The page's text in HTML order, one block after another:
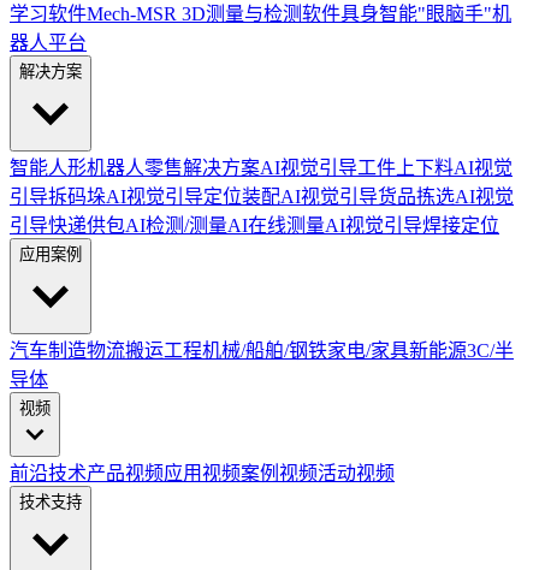
学习软件Mech-MSR 3D测量与检测软件具身智能"眼脑手"机
器人平台
解决方案
智能人形机器人零售解决方案AI视觉引导工件上下料AI视觉
引导拆码垛AI视觉引导定位装配AI视觉引导货品拣选AI视觉
引导快递供包AI检测/测量AI在线测量AI视觉引导焊接定位
应用案例
汽车制造物流搬运工程机械/船舶/钢铁家电/家具新能源3C/半
导体
视频
前沿技术产品视频应用视频案例视频活动视频
技术支持